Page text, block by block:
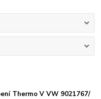
Thermo V VW 9021767/